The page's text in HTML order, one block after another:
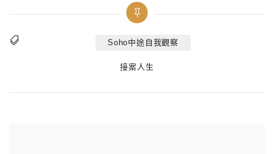
Tags
Soho中途自我觀察
Categories
接案人生